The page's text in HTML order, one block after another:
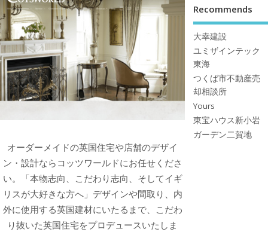
オーダーメイドの英国住宅や店舗のデザイ
ン・設計ならコッツワールドにお任せくださ
い。「本物志向、こだわり志向、そしてイギ
リスが大好きな方へ」デザインや間取り、内
外に使用する英国建材にいたるまで、こだわ
り抜いた英国住宅をプロデュースいたしま
Recommends
大幸建設
ユミザインテック
東海
つくば市不動産売
却相談所
Yours
東宝ハウス新小岩
ガーデン二賀地